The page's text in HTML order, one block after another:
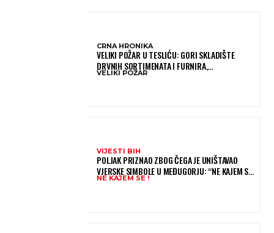
CRNA HRONIKA
VELIKI POŽAR U TESLIĆU: GORI SKLADIŠTE
DRVNIH SORTIMENATA I FURNIRA,
VATROGASCIMA STIŽE POMOĆ IZ VIŠE GRADOVA
VELIKI POŽAR
VIJESTI BIH
POLJAK PRIZNAO ZBOG ČEGA JE UNIŠTAVAO
VJERSKE SIMBOLE U MEĐUGORJU: “NE KAJEM SE I
PONOVIO BIH SVE”
NE KAJEM SE !